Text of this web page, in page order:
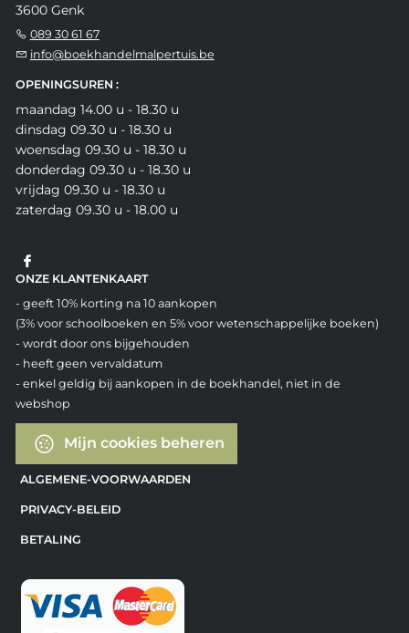
3600 Genk
089 30 61 67
info@boekhandelmalpertuis.be
OPENINGSUREN :
maandag 14.00 u - 18.30 u
dinsdag 09.30 u - 18.30 u
woensdag 09.30 u - 18.30 u
donderdag 09.30 u - 18.30 u
vrijdag 09.30 u - 18.30 u
zaterdag 09.30 u - 18.00 u
ONZE KLANTENKAART
- geeft 10% korting na 10 aankopen
(3% voor schoolboeken en 5% voor wetenschappelijke boeken)
- wordt door ons bijgehouden
- heeft geen vervaldatum
- enkel geldig bij aankopen in de boekhandel, niet in de
webshop
Mijn cookies beheren
ALGEMENE-VOORWAARDEN
PRIVACY-BELEID
BETALING